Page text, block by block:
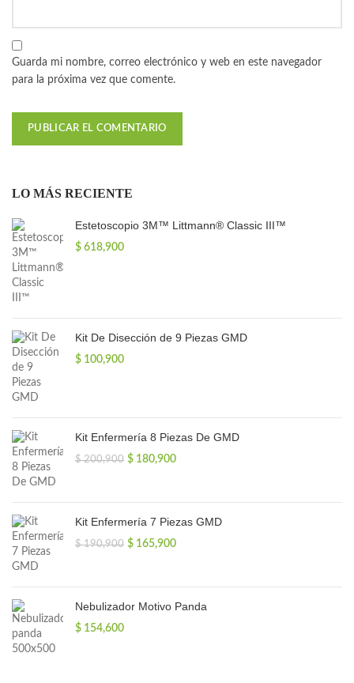
Guarda mi nombre, correo electrónico y web en este navegador
para la próxima vez que comente.
LO MÁS RECIENTE
Estetoscopio 3M™ Littmann® Classic III™
$ 618,900
Kit De Disección de 9 Piezas GMD
$ 100,900
Kit Enfermería 8 Piezas De GMD
$200,900 El
era:
$ 200,900.
$ 180,900El
es:
$ 180,900.
Kit Enfermería 7 Piezas GMD
$190,900 El
era:
$ 190,900.
$ 165,900El
es:
$ 165,900.
Nebulizador Motivo Panda
$ 154,600